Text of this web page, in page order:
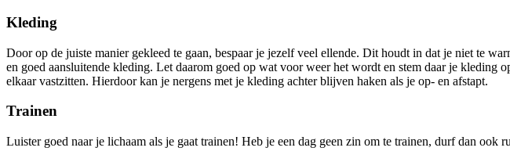
Kleding
Door op de juiste manier gekleed te gaan, bespaar je jezelf veel ellende. Dit houdt in dat je niet te
en goed aansluitende kleding. Let daarom goed op wat voor weer het wordt en stem daar je kleding
elkaar vastzitten. Hierdoor kan je nergens met je kleding achter blijven haken als je op- en afstapt.
Trainen
Luister goed naar je lichaam als je gaat trainen! Heb je een dag geen zin om te trainen, durf dan